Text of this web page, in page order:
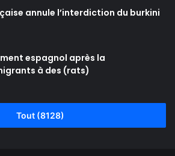
annule l’interdiction du burkini
espagnol après la
à des (rats)
Tout (8128)